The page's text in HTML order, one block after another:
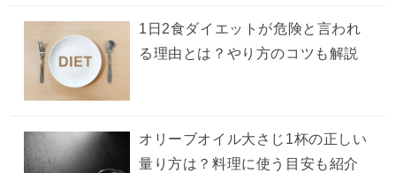
1日2食ダイエットが危険と言われ
る理由とは？やり方のコツも解説
オリーブオイル大さじ1杯の正しい
量り方は？料理に使う目安も紹介